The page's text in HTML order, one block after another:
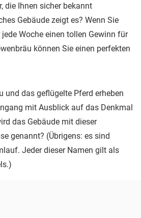
die Ihnen sicher bekannt
Gebäude zeigt es? Wenn Sie
Woche einen tollen Gewinn für
können Sie einen perfekten
und das geflügelte Pferd erheben
mit Ausblick auf das Denkmal
das Gebäude mit dieser
genannt? (Übrigens: es sind
Jeder dieser Namen gilt als